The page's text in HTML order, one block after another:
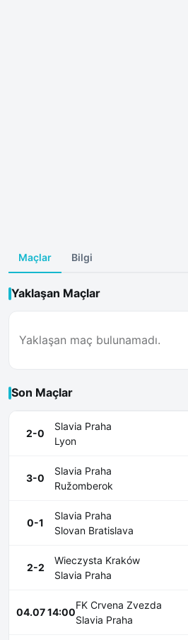
Maçlar Bilgi
Yaklaşan Maçlar
Yaklaşan maç bulunamadı.
Son Maçlar
2-0
Slavia Praha
Lyon
3-0
Slavia Praha
Ružomberok
0-1
Slavia Praha
Slovan Bratislava
2-2
Wieczysta Kraków
Slavia Praha
04.07 14:00
FK Crvena Zvezda
Slavia Praha